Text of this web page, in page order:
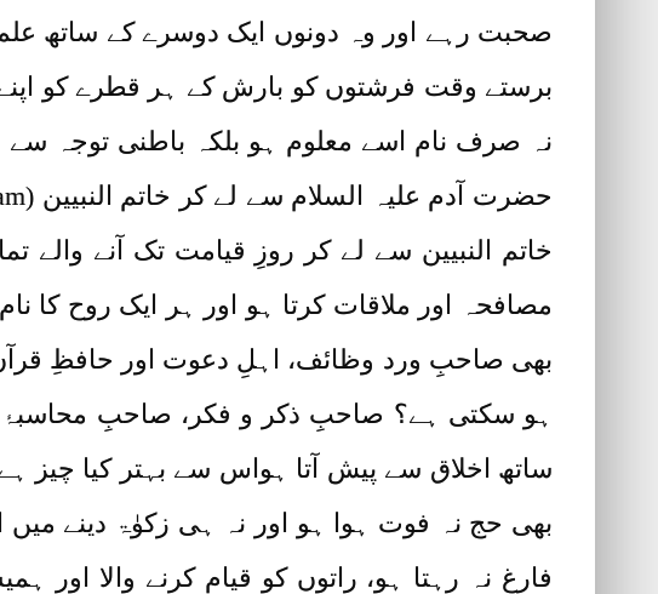
صحبت رہے اور وہ دونوں ایک دوسرے کے ساتھ
برستے وقت فرشتوں کو بارش کے ہر قطرے کو اپنے
نہ صرف نام اسے معلوم ہو بلکہ باطنی توجہ
خاتم النبیین سے لے کر روزِ قیامت تک آنے والے
مصافحہ اور ملاقات کرتا ہو اور ہر ایک روح کا
بھی صاحبِ ورد وظائف، اہلِ دعوت اور حافظِ
ہو سکتی ہے؟ صاحبِ ذکر و فکر، صاحبِ
ساتھ اخلاق سے پیش آتا ہواس سے بہتر کیا
بھی حج نہ فوت ہوا ہو اور نہ ہی زکوٰۃ دینے
فارغ نہ رہتا ہو، راتوں کو قیام کرنے والا